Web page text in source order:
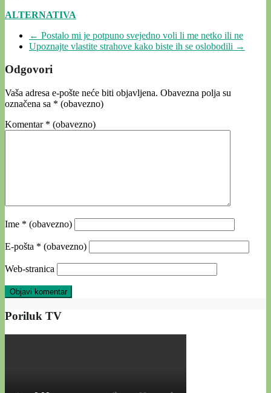
ALTERNATIVA
← Postalo mi je potpuno svejedno voli li me netko ili ne
Upoznajte vlastite strahove kako biste ih se oslobodili →
Odgovori
Vaša adresa e-pošte neće biti objavljena. Obavezna polja su
označena sa * (obavezno)
Komentar * (obavezno)
Ime * (obavezno)
E-pošta * (obavezno)
Web-stranica
Poriluk TV